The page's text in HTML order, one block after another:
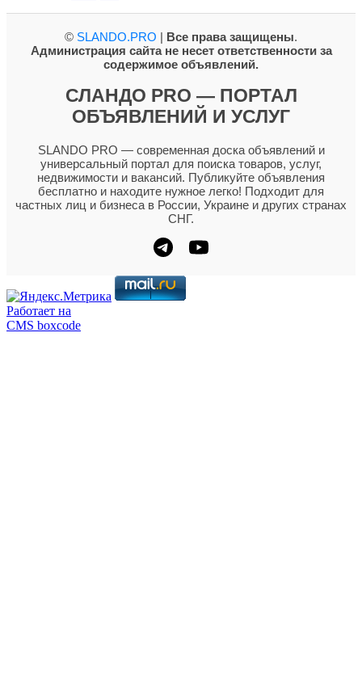
© SLANDO.PRO | Все права защищены.
Администрация сайта не несет ответственности за
содержимое объявлений.
СЛАНДО PRO — ПОРТАЛ
ОБЪЯВЛЕНИЙ И УСЛУГ
SLANDO PRO — современная доска объявлений и
универсальный портал для поиска товаров, услуг,
недвижимости и вакансий. Публикуйте объявления
бесплатно и находите нужное легко! Подходит для
частных лиц и бизнеса в России, Украине и других странах
СНГ.
Работает на
CMS boxcode